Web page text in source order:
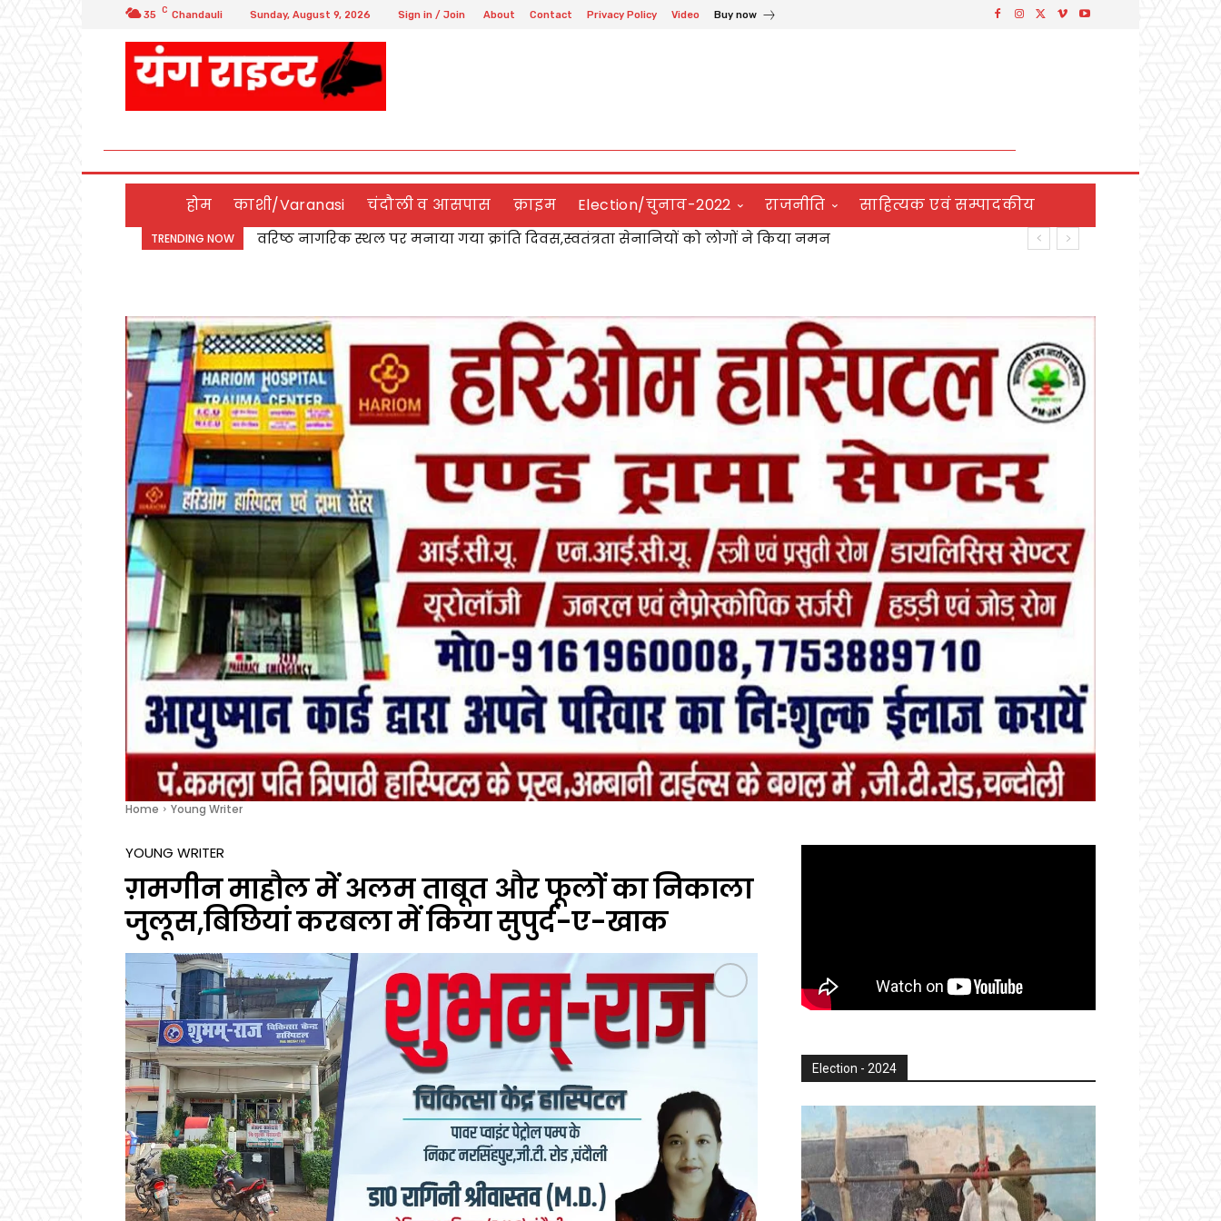
35 C Chandauli Sunday, August 9, 2026 Sign in / Join About Contact Privacy Policy Video Buy now
होम काशी/Varanasi चंदौली व आसपास क्राइम Election/चुनाव-2022 राजनीति साहित्यक एवं सम्पादकीय
TRENDING NOW Chandauli:उर्वरक दुकानों पर छापेमारी,पांच विक्रेताओं को कारण बताओ नोटिस
Home Young Writer
YOUNG WRITER
ग़मगीन माहौल में अलम ताबूत और फूलों का निकाला
जुलूस,बिछियां करबला में किया सुपुर्द-ए-खाक
Election - 2024